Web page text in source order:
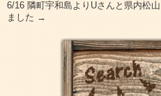
6/16 隣町宇和島よりUさんと県内松
ました →